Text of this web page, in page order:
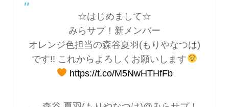
☆はじめまして☆
みらサプ！新メンバー
オレンジ色担当の森谷夏羽(もりやなつは)
です!! これからよろしくお願いします
https://t.co/M5NwHTHfFb